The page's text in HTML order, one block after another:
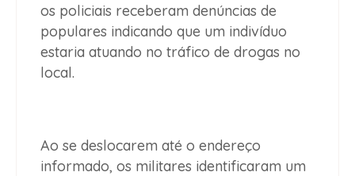
os policiais receberam denúncias de
populares indicando que um indivíduo
estaria atuando no tráfico de drogas no
local.
Ao se deslocarem até o endereço
informado, os militares identificaram um